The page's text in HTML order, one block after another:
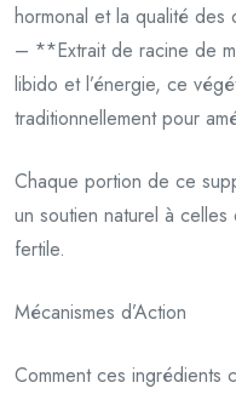
hormonal et la qualité des
– **Extrait de racine de
libido et l’énergie, ce
traditionnellement pour
Chaque portion de ce
un soutien naturel à
fertile.
Mécanismes d’Action
Comment ces ingrédients